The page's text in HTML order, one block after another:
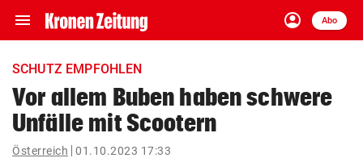
menu Navigation
ein-/ausklappen
account_circle
Anmelden
Abo
close Schließen
account_circle Anmelden
SCHUTZ EMPFOHLEN
Vor allem Buben haben schwere
Unfälle mit Scootern
Österreich 01.10.2023 17:33